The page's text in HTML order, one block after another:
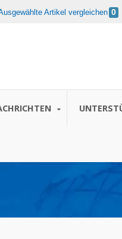
Artikel vergleichen 0